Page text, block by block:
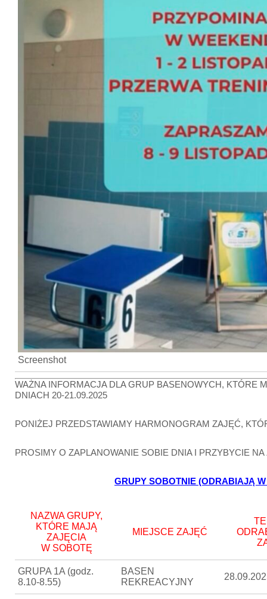
Screenshot
WAŻNA INFORMACJA DLA GRUP BASENOWYCH, KTÓRE
DNIACH 20-21.09.2025
PONIŻEJ PRZEDSTAWIAMY HARMONOGRAM ZAJĘĆ,
PROSIMY O ZAPLANOWANIE SOBIE DNIA I PRZYBYCIE NA
GRUPY SOBOTNIE (ODRABIAJĄ
NAZWA GRUPY,
KTÓRE MAJĄ
ZAJĘCIA
W SOBOTĘ
MIEJSCE ZAJĘĆ
GRUPA 1A (godz.
8.10-8.55)
BASEN
REKREACYJNY